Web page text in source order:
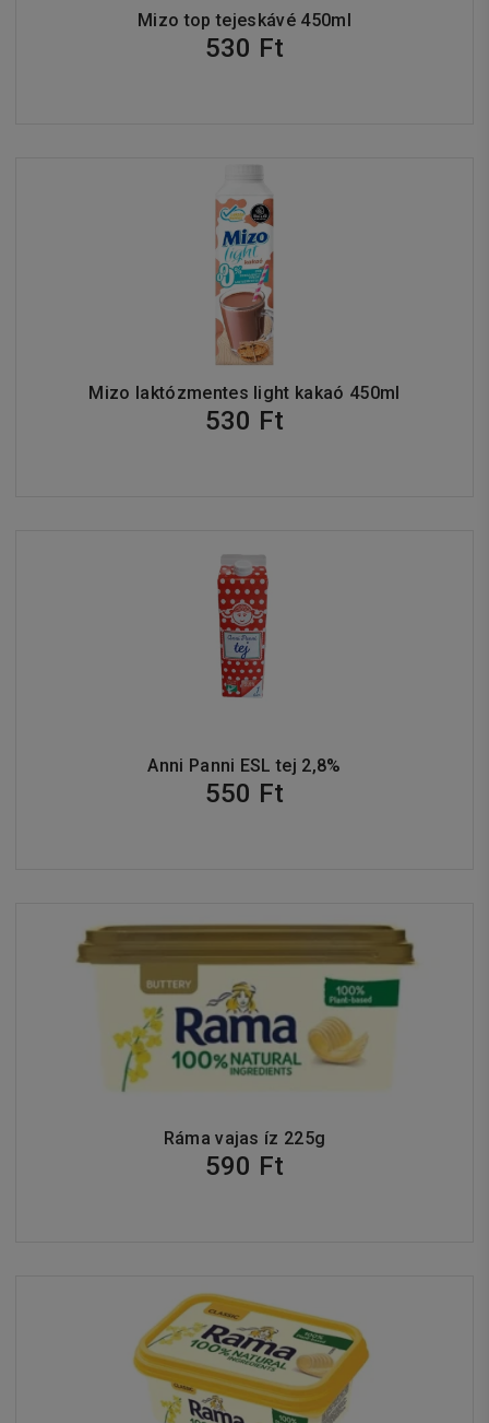
Mizo top tejeskávé 450ml
530 Ft
Mizo laktózmentes light kakaó 450ml
530 Ft
Anni Panni ESL tej 2,8%
550 Ft
Ráma vajas íz 225g
590 Ft